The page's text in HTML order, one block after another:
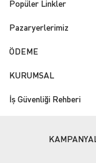
Popüler Linkler
Pazaryerlerimiz
ÖDEME
KURUMSAL
İş Güvenliği Rehberi